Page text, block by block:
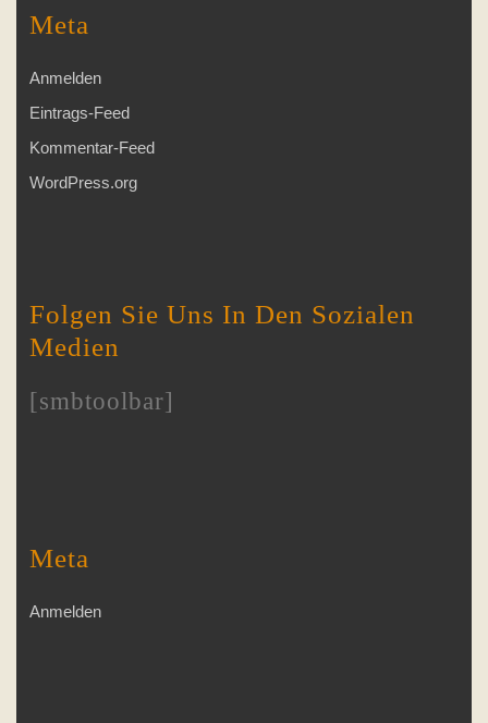
Meta
Anmelden
Eintrags-Feed
Kommentar-Feed
WordPress.org
Folgen Sie Uns In Den Sozialen
Medien
[smbtoolbar]
Meta
Anmelden